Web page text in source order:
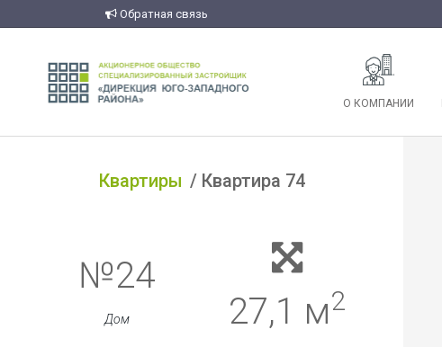
Обратная связь
О КОМПАНИИ
Квартиры Квартира 74
№24
Дом 27,1 м2